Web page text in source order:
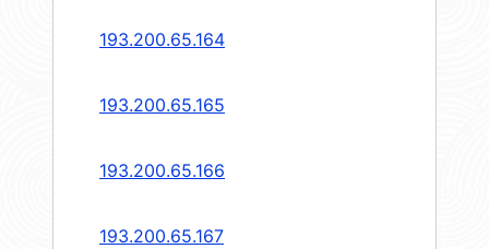
193.200.65.164
193.200.65.165
193.200.65.166
193.200.65.167